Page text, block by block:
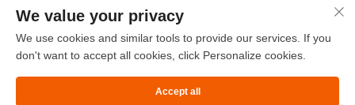
Copyright © 2025 by SHAOXING TANGSILK TEXTILE CO.,LTD
Kontaktieren Sie uns
Address: Zimmer 801, 8. Stock, Haizhou International, Keqiao,
We value your privacy
We use cookies and similar tools to provide our services. If you
don't want to accept all cookies, click Personalize cookies.
Accept all